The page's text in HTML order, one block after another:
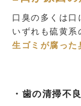
口臭の多くは口
いずれも硫黄系
生ゴミが腐った
・歯の清掃不